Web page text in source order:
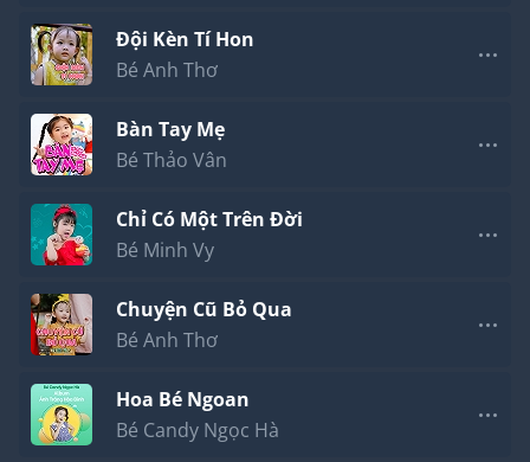
Đội Kèn Tí Hon
Bé Anh Thơ
Bàn Tay Mẹ
Bé Thảo Vân
Chỉ Có Một Trên Đời
Bé Minh Vy
Chuyện Cũ Bỏ Qua
Bé Anh Thơ
Hoa Bé Ngoan
Bé Candy Ngọc Hà